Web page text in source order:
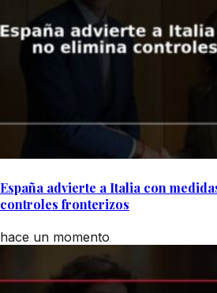
España advierte a Italia con
controles fronterizos
hace un momento